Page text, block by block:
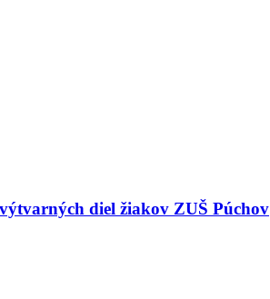
diel žiakov ZUŠ Púchov